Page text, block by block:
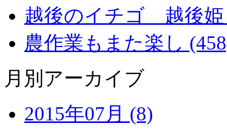
越後のイチゴ 越後姫
農作業もまた楽し
月別アーカイブ
2015年07月 (8)